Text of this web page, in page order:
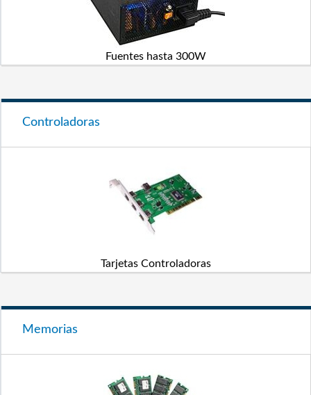
Fuentes hasta 300W
Controladoras
Tarjetas Controladoras
Memorias